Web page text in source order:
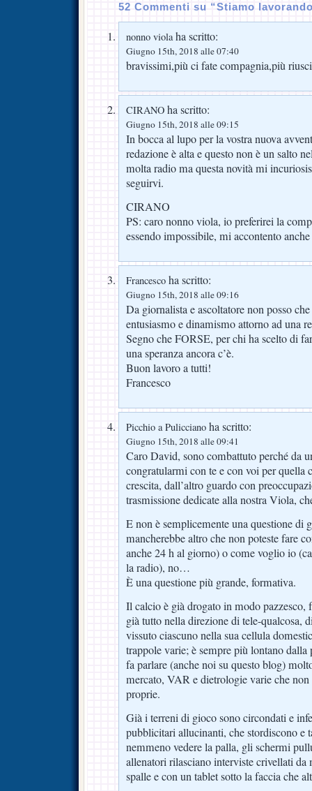
52 Commenti su “Stiamo
nonno violaha scritto:
Giugno 15th, 2018 alle 07:40
bravissimi,più ci fate compagnia,più
CIRANO ha scritto:
Giugno 15th, 2018 alle 09:15
In bocca al lupo per la vostra nuova
redazione è alta e questo non è un salto
molta radio ma questa novità mi
seguirvi.
CIRANO
PS: caro nonno viola, io preferirei la
essendo impossibile, mi accontento
Francesco ha scritto:
Giugno 15th, 2018 alle 09:16
Da giornalista e ascoltatore non posso
entusiasmo e dinamismo attorno ad una
Segno che FORSE, per chi ha scelto di
una speranza ancora c’è.
Buon lavoro a tutti!
Francesco
Picchio a Pulicciano ha scritto:
Giugno 15th, 2018 alle 09:41
Caro David, sono combattuto perché da
congratularmi con te e con voi per quella
crescita, dall’altro guardo con
trasmissione dedicate alla nostra Viola,
E non è semplicemente una questione di
mancherebbe altro che non poteste fare
anche 24 h al giorno) o come voglio io
la radio), no…
È una questione più grande, formativa.
Il calcio è già drogato in modo pazzesco,
già tutto nella direzione di tele-qualcosa,
vissuto ciascuno nella sua cellula
trappole varie; è sempre più lontano dalla
fa parlare (anche noi su questo blog)
mercato, VAR e dietrologie varie che non
proprie.
Già i terreni di gioco sono circondati e
pubblicitari allucinanti, che stordiscono e
nemmeno vedere la palla, gli schermi
allenatori rilasciano interviste crivellati
spalle e con un tablet sotto la faccia che